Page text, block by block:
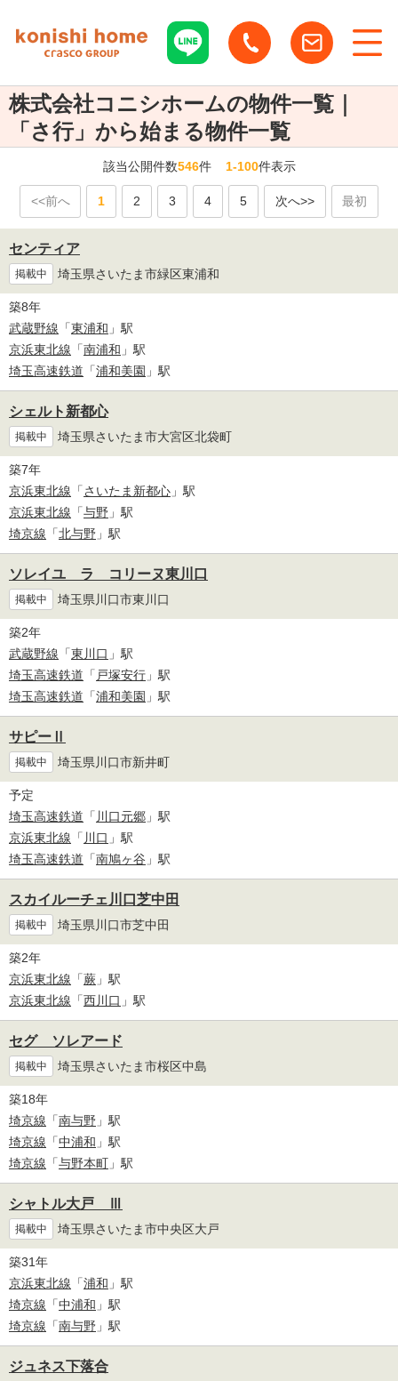
株式会社コニシホームの物件一覧｜
「さ行」から始まる物件一覧
該当公開件数546件1-100件表示
<<前へ 1 2 3 4 5 次へ>> 最初
センティア
掲載中 埼玉県さいたま市緑区東浦和
築8年
武蔵野線 「東浦和 」駅
京浜東北線 「南浦和 」駅
埼玉高速鉄道 「浦和美園 」駅
シェルト新都心
掲載中 埼玉県さいたま市大宮区北袋町
築7年
京浜東北線 「さいたま新都心 」駅
京浜東北線 「与野 」駅
埼京線 「北与野 」駅
ソレイユ ラ コリーヌ東川口
掲載中 埼玉県川口市東川口
築2年
武蔵野線 「東川口 」駅
埼玉高速鉄道 「 戸塚安行 」駅
埼玉高速鉄道 「浦和美園 」駅
サピーⅡ
掲載中 埼玉県川口市新井町
予定
埼玉高速鉄道 「 川口元郷 」駅
京浜東北線 「 川口 」駅
埼玉高速鉄道 「南鳩ヶ谷 」駅
スカイルーチェ川口芝中田
掲載中 埼玉県川口市芝中田
築2年
京浜東北線 「蕨 」駅
京浜東北線 「西川口 」駅
セグ ソレアード
掲載中 埼玉県さいたま市桜区中島
築18年
埼京線 「南与野 」駅
埼京線 「中浦和 」駅
埼京線 「与野本町 」駅
シャトル大戸 Ⅲ
掲載中 埼玉県さいたま市中央区大戸
築31年
京浜東北線 「浦和 」駅
埼京線 「中浦和 」駅
埼京線 「南与野 」駅
ジュネス下落合